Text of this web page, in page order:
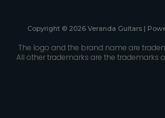
Copyright © 2026 Veranda Guitars |
The logo and the brand name are
All other trademarks are the trademarks